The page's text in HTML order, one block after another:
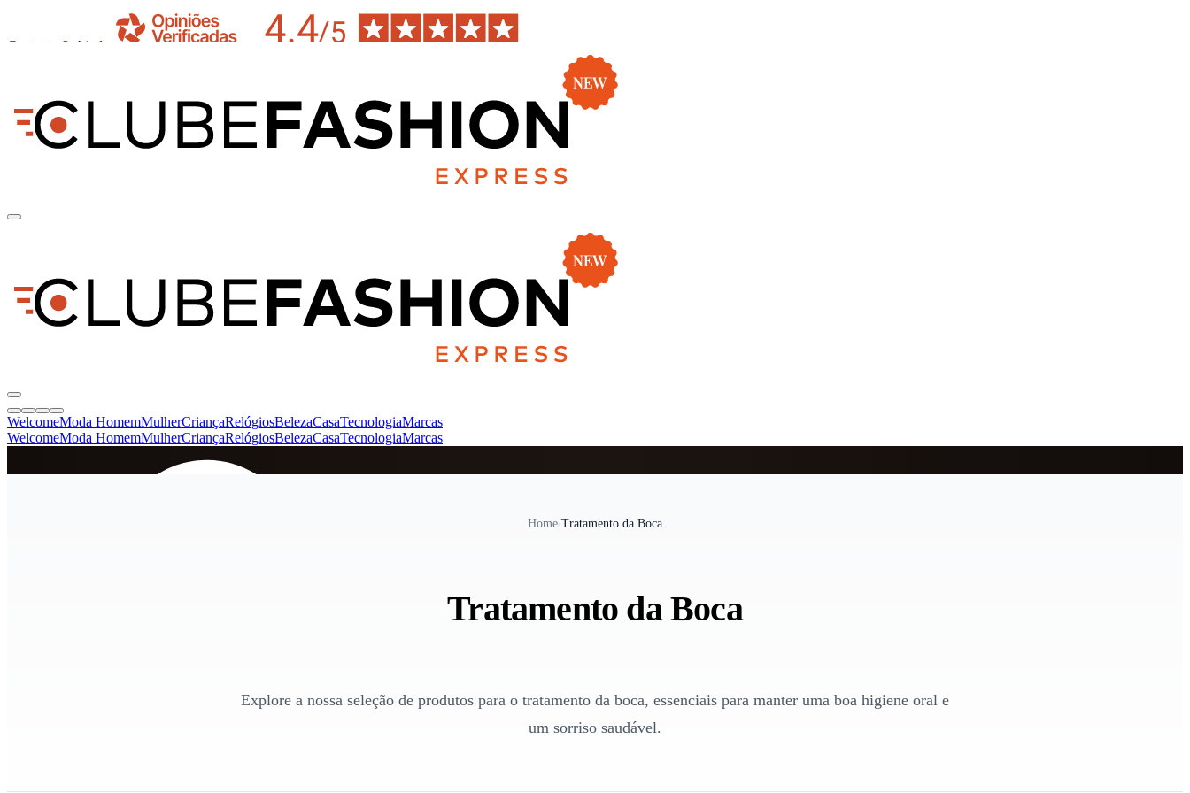
Contacto & Ajuda
WelcomeModa HomemMulherCriançaRelógiosBelezaCasaTecnologiaMarcas
WelcomeModa HomemMulherCriançaRelógiosBelezaCasaTecnologiaMarcas
Home/Tratamento da Boca
Tratamento da Boca
Explore a nossa seleção de produtos para o tratamento da boca, essenciais para manter uma boa higiene oral e
um sorriso saudável.